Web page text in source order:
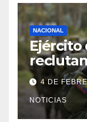
NACIONAL
Ejército
viernes
4 DE
NOTICIAS